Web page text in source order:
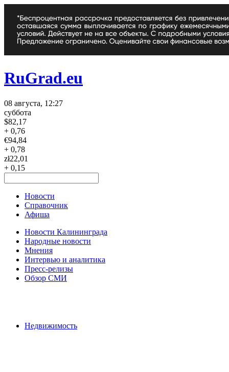
RuGrad.eu
08 августа, 12:27
суббота
$82,17
+ 0,76
€94,84
+ 0,78
zł22,01
+ 0,15
Новости
Справочник
Афиша
Новости Калининграда
Народные новости
Мнения
Интервью и аналитика
Пресс-релизы
Обзор СМИ
Недвижимость